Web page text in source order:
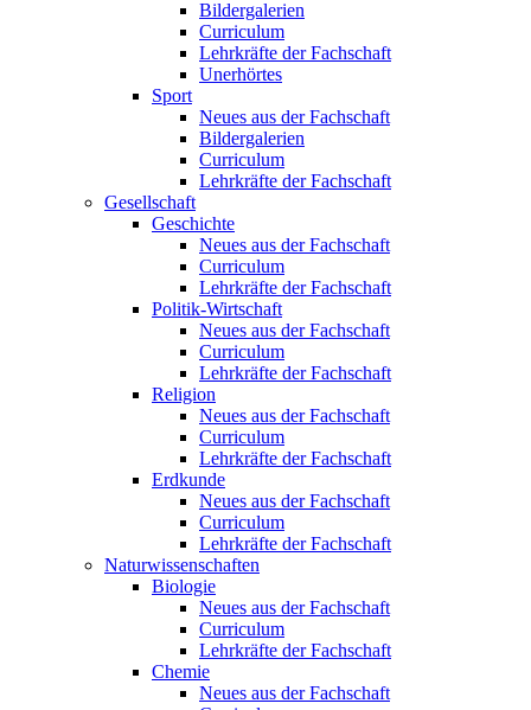
Bildergalerien
Curriculum
Lehrkräfte der Fachschaft
Unerhörtes
Sport
Neues aus der Fachschaft
Bildergalerien
Curriculum
Lehrkräfte der Fachschaft
Gesellschaft
Geschichte
Neues aus der Fachschaft
Curriculum
Lehrkräfte der Fachschaft
Politik-Wirtschaft
Neues aus der Fachschaft
Curriculum
Lehrkräfte der Fachschaft
Religion
Neues aus der Fachschaft
Curriculum
Lehrkräfte der Fachschaft
Erdkunde
Neues aus der Fachschaft
Curriculum
Lehrkräfte der Fachschaft
Naturwissenschaften
Biologie
Neues aus der Fachschaft
Curriculum
Lehrkräfte der Fachschaft
Chemie
Neues aus der Fachschaft